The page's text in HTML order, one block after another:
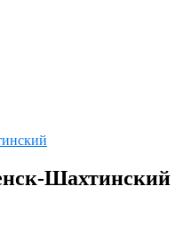
Шахтинский